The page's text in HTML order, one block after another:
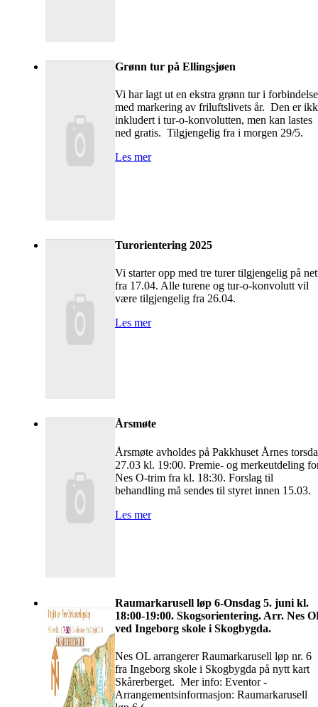
Grønn tur på Ellingsjøen
Vi har lagt ut en ekstra grønn tur i forbindelse
med markering av friluftslivets år. Den er
inkludert i tur-o-konvolutten, men kan lastes
ned gratis. Tilgjengelig fra i morgen 29/5.
Les mer
Turorientering 2025
Vi starter opp med tre turer tilgjengelig på
fra 17.04. Alle turene og tur-o-konvolutt vil
være tilgjengelig fra 26.04.
Les mer
Årsmøte
Årsmøte avholdes på Pakkhuset Årnes
27.03 kl. 19:00. Premie- og merkeutdeling
Nes O-trim fra kl. 18:30. Forslag til
behandling må sendes til styret innen 15.03.
Les mer
Raumarkarusell løp 6-Onsdag 5. juni kl.
18:00-19:00. Skogsorientering. Arr. Nes
ved Ingeborg skole i Skogbygda.
Nes OL arrangerer Raumarkarusell løp nr. 6
fra Ingeborg skole i Skogbygda på nytt kart
Skårerberget. Mer info: Eventor -
Arrangementsinformasjon: Raumarkarusell